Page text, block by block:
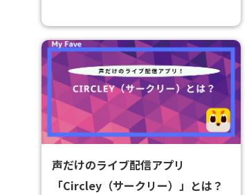
声だけのライブ配信アプリ
「Circley（サークリー）」とは？